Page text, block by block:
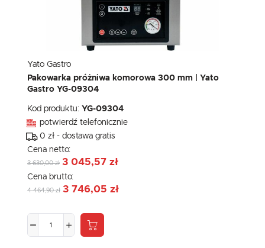
Yato Gastro
Pakowarka próżniwa komorowa 300 mm | Yato
Gastro YG-09304
Kod produktu: YG-09304
potwierdź telefonicznie
0 zł - dostawa gratis
Cena netto:
3 630,00 zł 3 045,57 zł
Cena brutto:
4 464,90 zł 3 746,05 zł